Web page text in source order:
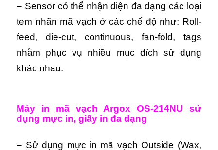
– Sensor có thể nhận diện đa dạng các loại
tem nhãn mã vạch ở các chế độ như: Roll-
feed, die-cut, continuous, fan-fold, tags
nhằm phục vụ nhiều mục đích sử dụng
khác nhau.
Máy in mã vạch Argox OS-214NU sử
dụng mực in, giấy in đa dạng
– Sử dụng mực in mã vạch Outside (Wax,